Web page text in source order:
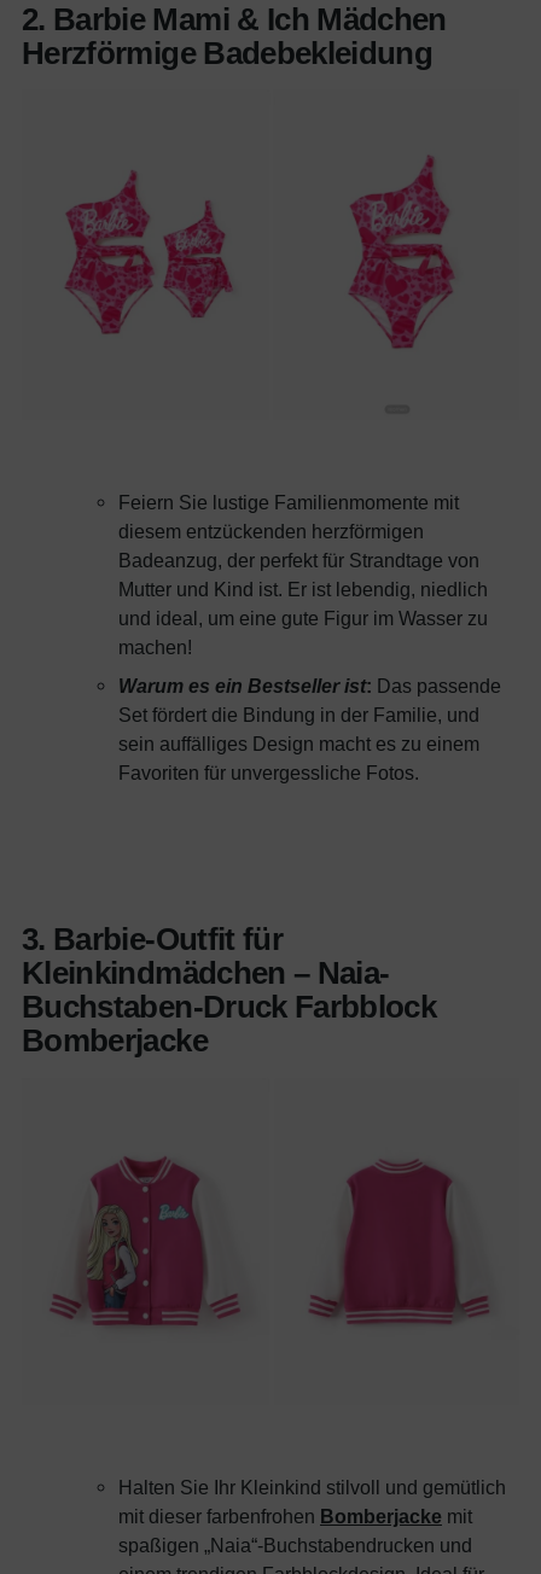
2. Barbie Mami & Ich Mädchen
Herzförmige Badebekleidung
Feiern Sie lustige Familienmomente mit
diesem entzückenden herzförmigen
Badeanzug, der perfekt für Strandtage von
Mutter und Kind ist. Er ist lebendig, niedlich
und ideal, um eine gute Figur im Wasser zu
machen!
Warum es ein Bestseller ist: Das passende
Set fördert die Bindung in der Familie, und
sein auffälliges Design macht es zu einem
Favoriten für unvergessliche Fotos.
3. Barbie-Outfit für
Kleinkindmädchen – Naia-
Buchstaben-Druck Farbblock
Bomberjacke
Halten Sie Ihr Kleinkind stilvoll und gemütlich
mit dieser farbenfrohen Bomberjacke mit
spaßigen „Naia“-Buchstabendrucken und